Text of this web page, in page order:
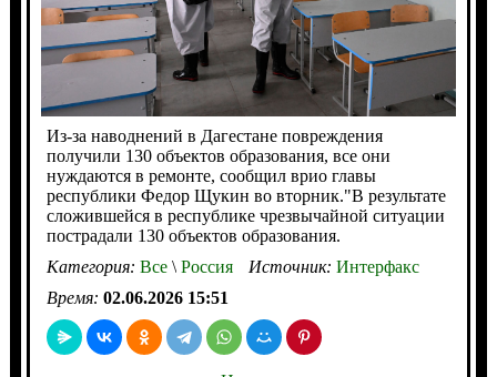
Из-за наводнений в Дагестане повреждения
получили 130 объектов образования, все они
нуждаются в ремонте, сообщил врио главы
республики Федор Щукин во вторник."В результате
сложившейся в республике чрезвычайной ситуации
пострадали 130 объектов образования.
Категория: Все\Россия Источник: Интерфакс
Время: 02.06.2026 15:51